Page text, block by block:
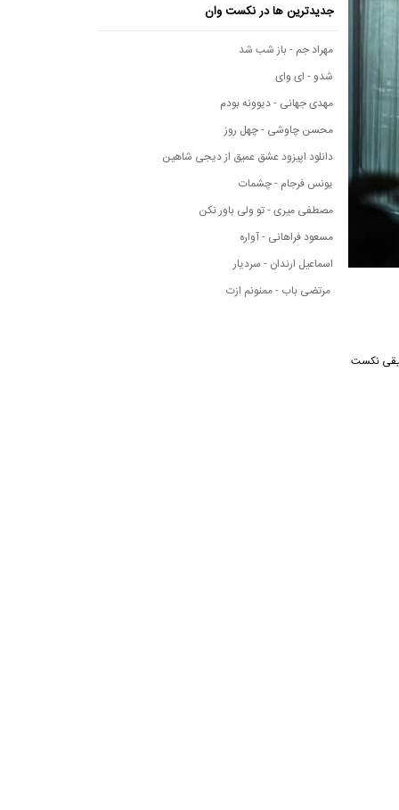
موسیقی نکست
جدیدترین ها در نکست وان
مهراد جم - باز شب شد
شدو - ای وای
مهدی جهانی - دیوونه بودم
محسن چاوشی - چهل روز
دانلود اپیزود عشق عمیق از دیجی شاهین
یونس فرجام - چشمات
مصطفی میری - تو ولی باور نکن
مسعود فراهانی - آواره
اسماعیل ارندان - سردیار
مرتضی باب - ممنونم ازت